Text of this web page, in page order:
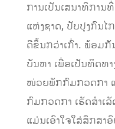
ການເປັນເສນາທິການ
ແຫ່ງຊາດ, ປັບປຸງກົນໄ
ດີຂຶ້ນກວ່າ​ເກົ່າ. ພ້ອມ
ບັນຫາ ເພື່ອເປັນທິດທ
ໜ່ວຍພັກກົມກວດກາ
ກົມກວດກາ ເຮັດສໍາເ
ແມ່ນເອົາໃຈໃສ່ສຶກສາ